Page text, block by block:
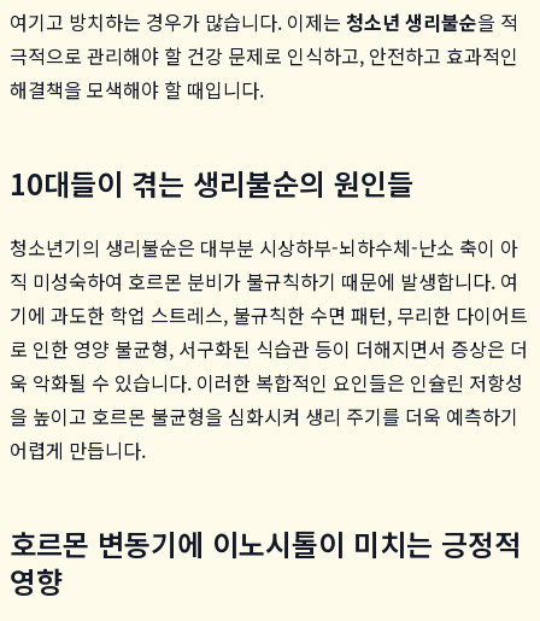
여기고 방치하는 경우가 많습니다. 이제는 청소년 생리불순을 적
극적으로 관리해야 할 건강 문제로 인식하고, 안전하고 효과적인
해결책을 모색해야 할 때입니다.
10대들이 겪는 생리불순의 원인들
청소년기의 생리불순은 대부분 시상하부-뇌하수체-난소 축이 아
직 미성숙하여 호르몬 분비가 불규칙하기 때문에 발생합니다. 여
기에 과도한 학업 스트레스, 불규칙한 수면 패턴, 무리한 다이어트
로 인한 영양 불균형, 서구화된 식습관 등이 더해지면서 증상은 더
욱 악화될 수 있습니다. 이러한 복합적인 요인들은 인슐린 저항성
을 높이고 호르몬 불균형을 심화시켜 생리 주기를 더욱 예측하기
어렵게 만듭니다.
호르몬 변동기에 이노시톨이 미치는 긍정적
영향